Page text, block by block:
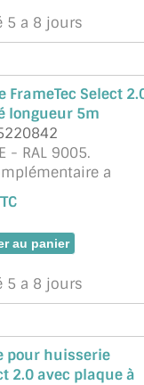
5 a 8 jours
FrameTec Select
longueur 5m
- RAL 9005.
a
joints selon
L'installation
peut être
5 a 8 jours
pour huisserie
2.0 avec plaque à